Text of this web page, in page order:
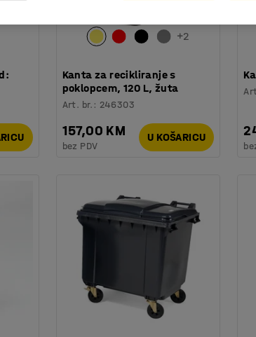
+2
Kanta za recikliranje s
poklopcem, 120 L, žuta
Art. br. : 246303
157,00 KM
bez PDV
U KOŠARICU